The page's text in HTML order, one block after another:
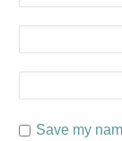
Save my